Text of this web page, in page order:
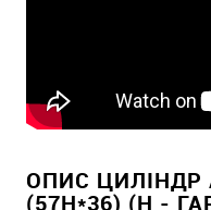
ОПИС ЦИЛІНДР
(57H*36) (H -